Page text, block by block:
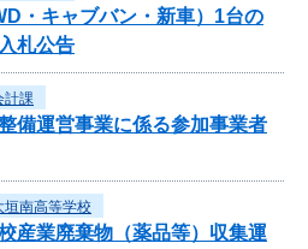
・キャブバン・新車）1台の
札公告
計課
備運営事業に係る参加事業者
垣南高等学校
産業廃棄物（薬品等）収集運